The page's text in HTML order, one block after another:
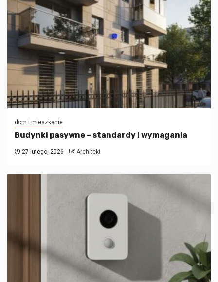
dom i mieszkanie
Budynki pasywne – standardy i wymagania
27 lutego, 2026 Architekt